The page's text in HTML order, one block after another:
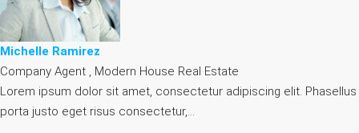
Michelle Ramirez
Company Agent , Modern House Real Estate
Lorem ipsum dolor sit amet, consectetur adipiscing elit. Phasellus
porta justo eget risus consectetur,…